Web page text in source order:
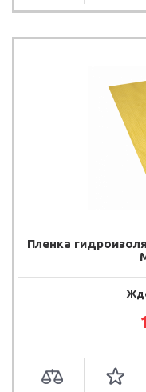
Пленка